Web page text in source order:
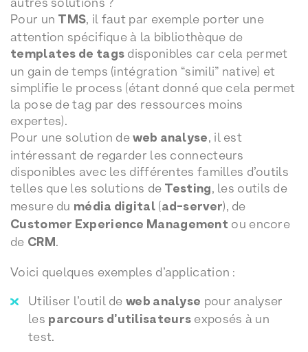
Pour un TMS, il faut par exemple porter une
attention spécifique à la bibliothèque de
templates de tags disponibles car cela permet
un gain de temps (intégration “simili” native) et
simplifie le process (étant donné que cela permet
la pose de tag par des ressources moins
expertes).
Pour une solution deweb analyse, il est
intéressant de regarder les connecteurs
disponibles avec les différentes familles d’outils
telles que les solutions de Testing, les outils de
mesure du média digital(ad-server), de
Customer Experience Management ou encore
de CRM.
Voici quelques exemples d’application :
Utiliser l’outil de web analyse pour analyser
les parcours d’utilisateurs exposés à un
test.